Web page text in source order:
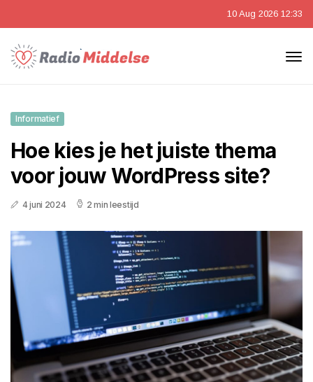
10 Aug 2026 12:33
Informatief
Hoe kies je het juiste thema
voor jouw WordPress site?
4 juni 2024 2 min leestijd